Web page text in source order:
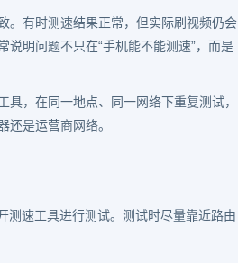
。有时测速结果正常，但实际刷视频仍会
明问题不只在“手机能不能测速”，而是
，在同一地点、同一网络下重复测试，
是运营商网络。
测速工具进行测试。测试时尽量靠近路由